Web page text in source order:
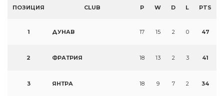
ПОЗИЦИЯ CLUB P W D L PTS
1 ДУНАВ 17 15 2 0 47
2 ФРАТРИЯ 18 13 2 3 41
3 ЯНТРА 18 9 7 2 34